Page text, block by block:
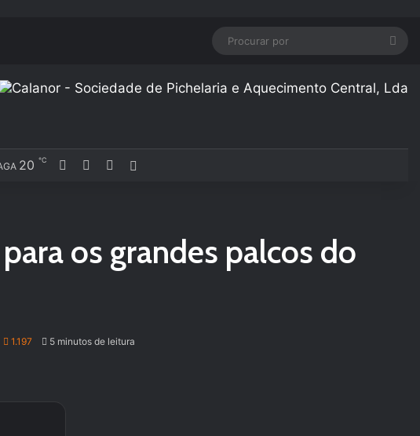
20 ℃ FacebookYouTubeInstagram
os grandes palcos do
1.197 5 minutos de leitura